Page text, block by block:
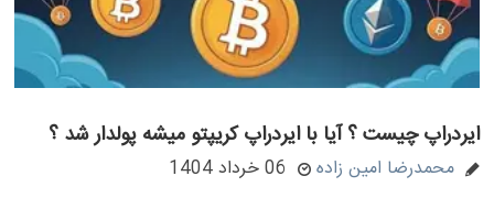
ایردراپ چیست ؟ آیا با ایردراپ کریپتو میشه پولدار شد ؟
محمدرضا امین زاده 06 خرداد 1404